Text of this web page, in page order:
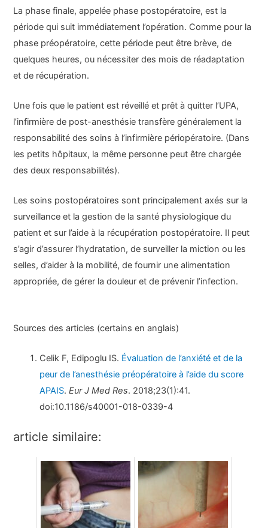
La phase finale, appelée phase postopératoire, est la
période qui suit immédiatement l’opération. Comme pour la
phase préopératoire, cette période peut être brève, de
quelques heures, ou nécessiter des mois de réadaptation
et de récupération.
Une fois que le patient est réveillé et prêt à quitter l’UPA,
l’infirmière de post-anesthésie transfère généralement la
responsabilité des soins à l’infirmière périopératoire. (Dans
les petits hôpitaux, la même personne peut être chargée
des deux responsabilités).
Les soins postopératoires sont principalement axés sur la
surveillance et la gestion de la santé physiologique du
patient et sur l’aide à la récupération postopératoire. Il peut
s’agir d’assurer l’hydratation, de surveiller la miction ou les
selles, d’aider à la mobilité, de fournir une alimentation
appropriée, de gérer la douleur et de prévenir l’infection.
Sources des articles (certains en anglais)
Celik F, Edipoglu IS. Évaluation de l’anxiété et de la
peur de l’anesthésie préopératoire à l’aide du score
APAIS.Eur J Med Res. 2018;23(1):41.
doi:10.1186/s40001-018-0339-4
article similaire: